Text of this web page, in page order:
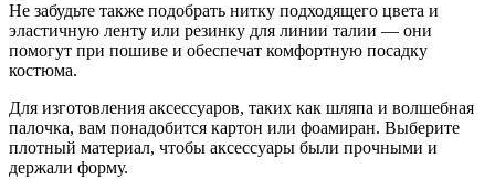
Не забудьте также подобрать нитку подходящего цвета и
эластичную ленту или резинку для линии талии — они
помогут при пошиве и обеспечат комфортную посадку
костюма.
Для изготовления аксессуаров, таких как шляпа и волшебная
палочка, вам понадобится картон или фоамиран. Выберите
плотный материал, чтобы аксессуары были прочными и
держали форму.